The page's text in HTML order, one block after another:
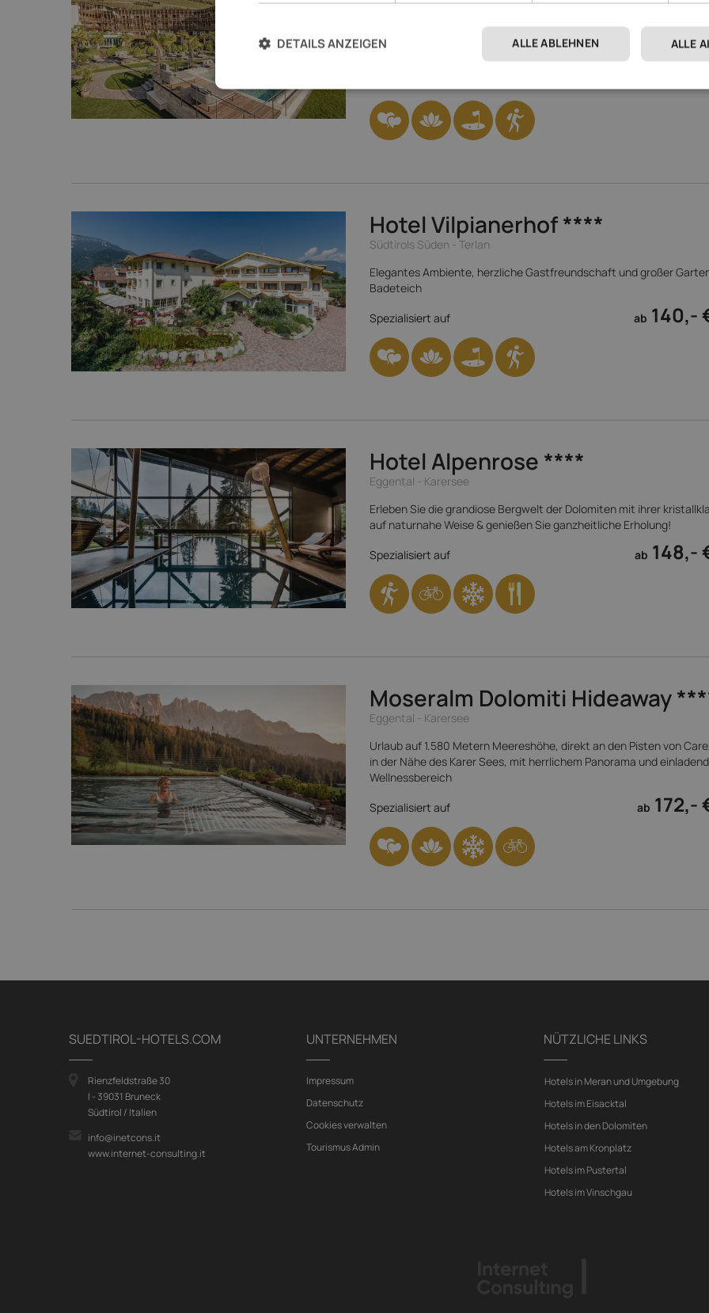
ausmacht? Die Menschen. Die Wärme. Der Freiraum. Die Natur. Die
Erlebnisse.
Hotel Vilpianerhof****
Südtirols Süden - Terlan
Elegantes Ambiente, herzliche Gastfreundschaft und großer
Badeteich
Spezialisiert auf
ab 140,-
Hotel Alpenrose ****
Eggental - Karersee
Erleben Sie die grandiose Bergwelt der Dolomiten mit ihrer
auf naturnahe Weise & genießen Sie ganzheitliche Erholung!
Spezialisiert auf
ab 148,-
Moseralm Dolomiti Hideaway
Eggental - Karersee
Urlaub auf 1.580 Metern Meereshöhe, direkt an den Pisten von
in der Nähe des Karer Sees, mit herrlichem Panorama und
Wellnessbereich
Spezialisiert auf
ab 172,-
SUEDTIROL-HOTELS.COM
Rienzfeldstraße 30
I - 39031 Bruneck
Südtirol / Italien
info@inetcons.it
www.internet-consulting.it
UNTERNEHMEN
Impressum
Datenschutz
Cookies verwalten
Tourismus Admin
NÜTZLICHE LINKS
Hotels in Meran und Umgebung
Hotels im Eisacktal
Hotels in den Dolomiten
Hotels am Kronplatz
Hotels im Pustertal
Hotels im Vinschgau
ALLE
ALLE ABLEHNEN
DETAILS ANZEIGEN